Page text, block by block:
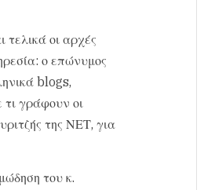
οι αρχές
ο επώνυμος
blogs,
τι γράφουν οι
της ΝΕΤ, για
του κ.